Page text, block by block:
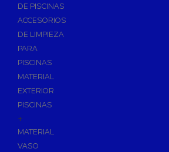
DE PISCINAS
ACCESORIOS
DE LIMPIEZA
PARA
PISCINAS
MATERIAL
EXTERIOR
PISCINAS
+
MATERIAL
VASO